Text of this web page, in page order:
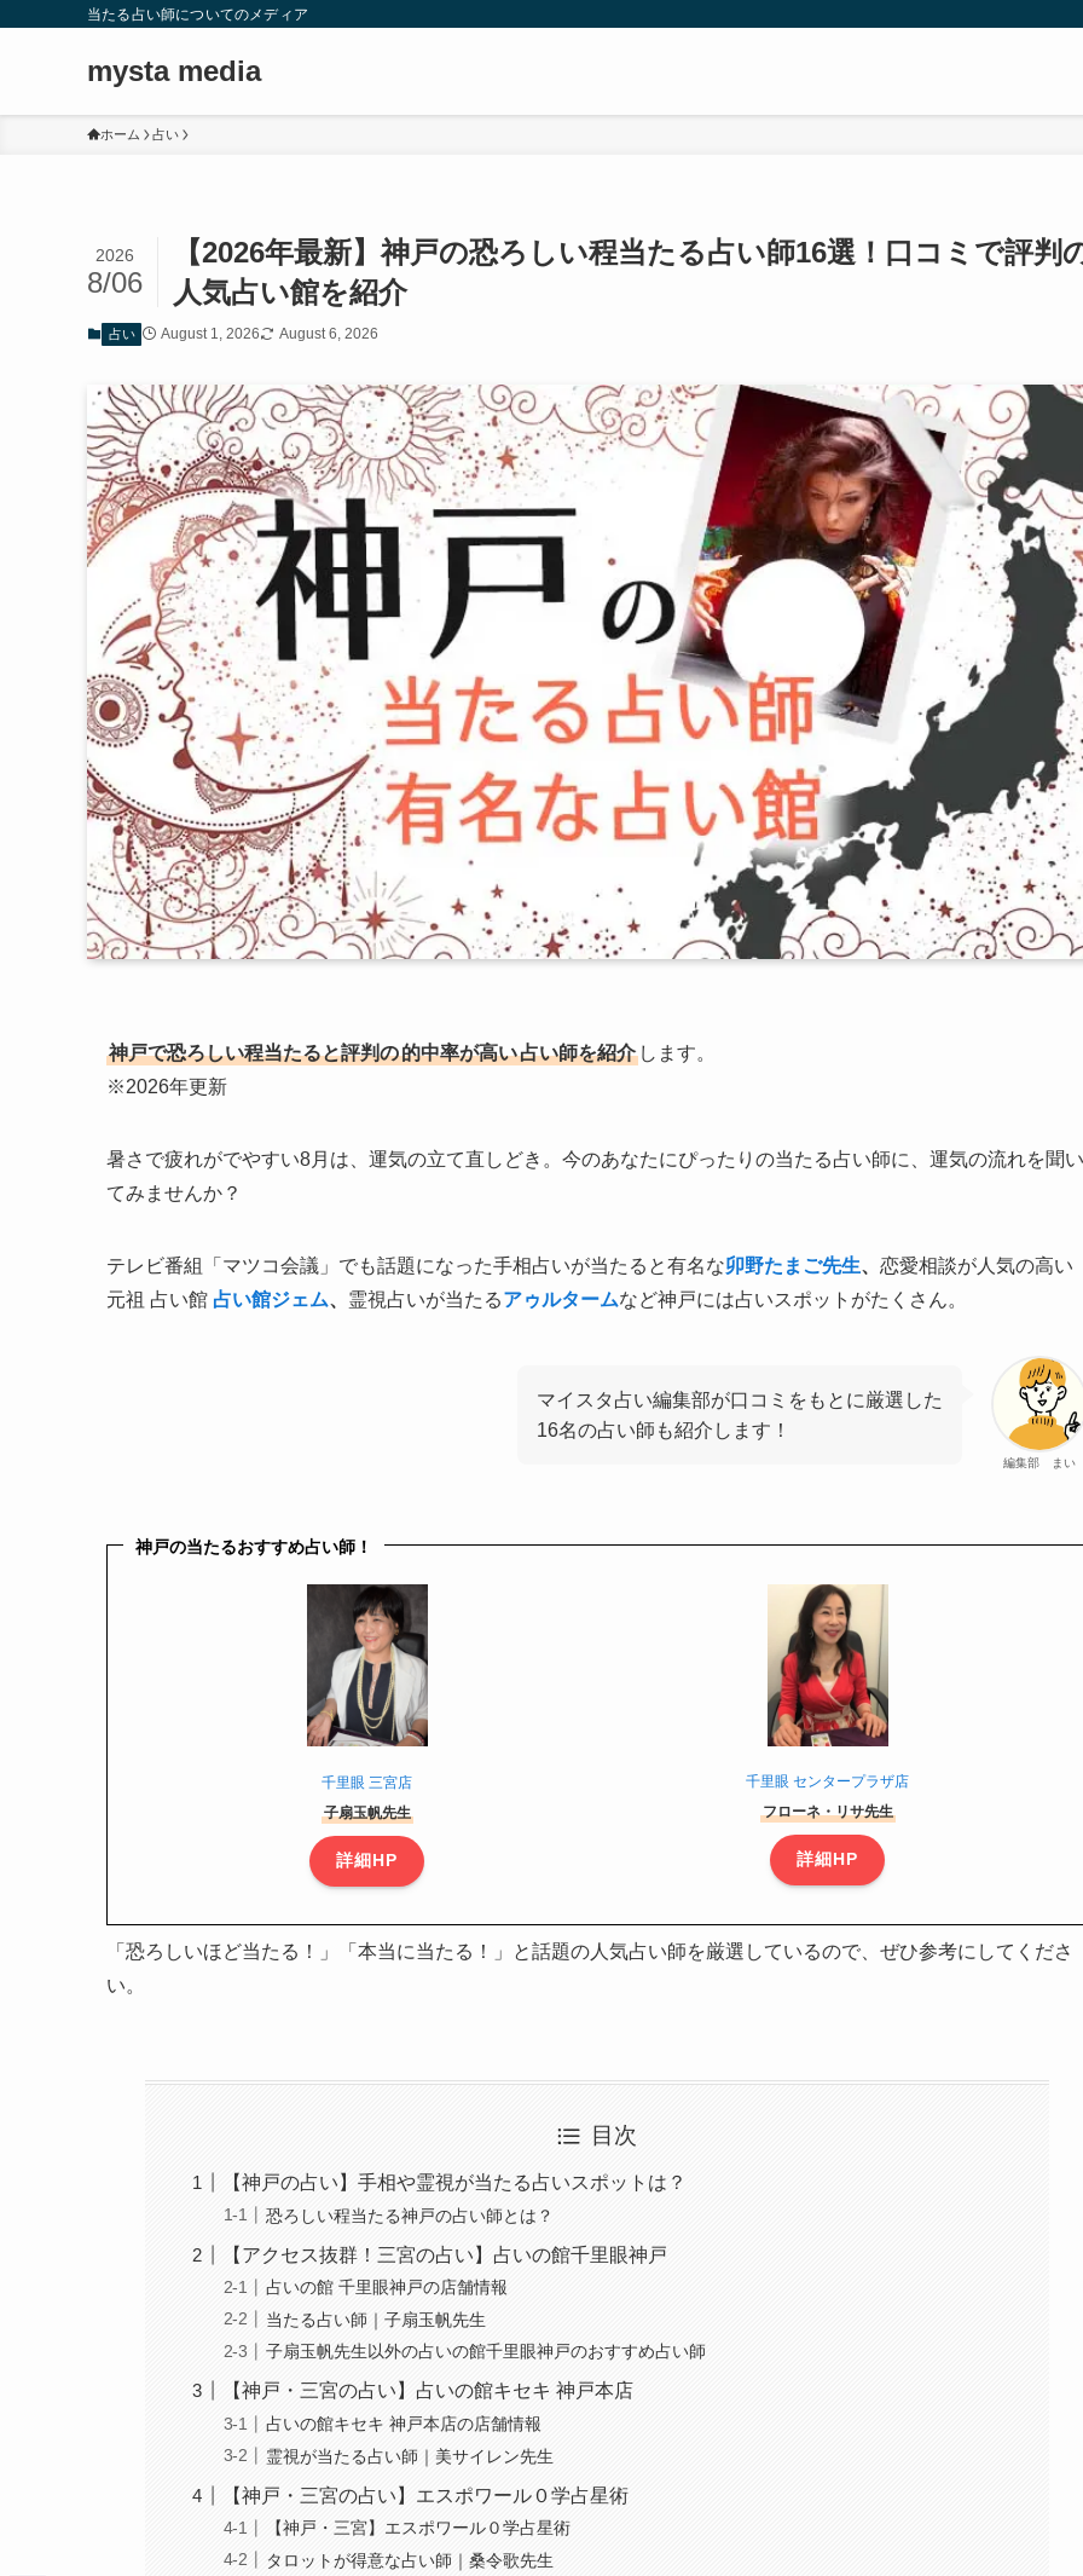
当たる占い師についてのメディア
mysta media
ホーム 占い
【2026年最新】神戸の恐ろしい程当たる占い師16選！口コミで評判
人気占い館を紹介
2026
8/06
占い August 1, 2026 August 6, 2026
神戸で恐ろしい程当たると評判の的中率が高い占い師を紹介 します。
※2026年更新
暑さで疲れがでやすい8月は、運気の立て直しどき。今のあなたにぴったりの当たる占い師に、運気の流れを聞い
てみませんか？
テレビ番組「マツコ会議」でも話題になった手相占いが当たると有名な卯野たまご先生、 恋愛相談が人気の高い
元祖 占い館 占い館ジェム、 霊視占いが当たるアゥルタームなど神戸には占いスポットがたくさん。
編集部 まい
マイスタ占い編集部が口コミをもとに厳選した
16名の占い師も紹介します！
神戸の当たるおすすめ占い師！
千里眼 三宮店
子扇玉帆先生
詳細HP
千里眼 センタープラザ店
フローネ・リサ先生
詳細HP
「恐ろしいほど当たる！」「本当に当たる！」と話題の人気占い師を厳選しているので、ぜひ参考にしてくださ
い。
目次
【神戸の占い】手相や霊視が当たる占いスポットは？
恐ろしい程当たる神戸の占い師とは？
【アクセス抜群！三宮の占い】占いの館千里眼神戸
占いの館 千里眼神戸の店舗情報
当たる占い師｜子扇玉帆先生
子扇玉帆先生以外の占いの館千里眼神戸のおすすめ占い師
【神戸・三宮の占い】占いの館キセキ 神戸本店
占いの館キセキ 神戸本店の店舗情報
霊視が当たる占い師｜美サイレン先生
【神戸・三宮の占い】エスポワール０学占星術
【神戸・三宮】エスポワール０学占星術
タロットが得意な占い師｜桑令歌先生